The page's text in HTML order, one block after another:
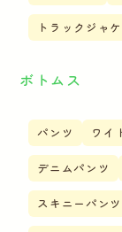
トラックジャ
ボトムス
パンツ ワイ
デニムパンツ
スキニーパンツ